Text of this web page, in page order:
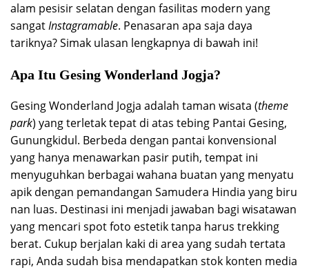
alam pesisir selatan dengan fasilitas modern yang
sangatInstagramable. Penasaran apa saja daya
tariknya? Simak ulasan lengkapnya di bawah ini!
Apa Itu Gesing Wonderland Jogja?
Gesing Wonderland Jogja adalah taman wisata (theme
park) yang terletak tepat di atas tebing Pantai Gesing,
Gunungkidul. Berbeda dengan pantai konvensional
yang hanya menawarkan pasir putih, tempat ini
menyuguhkan berbagai wahana buatan yang menyatu
apik dengan pemandangan Samudera Hindia yang biru
nan luas. Destinasi ini menjadi jawaban bagi wisatawan
yang mencari spot foto estetik tanpa harus trekking
berat. Cukup berjalan kaki di area yang sudah tertata
rapi, Anda sudah bisa mendapatkan stok konten media